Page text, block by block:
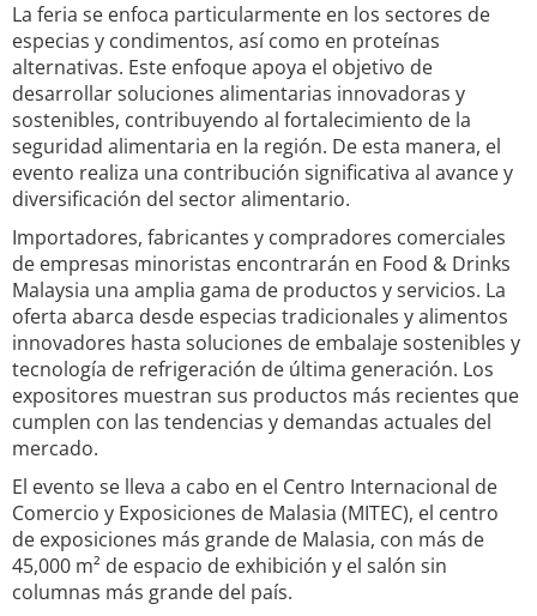
La feria se enfoca particularmente en los sectores de
especias y condimentos, así como en proteínas
alternativas. Este enfoque apoya el objetivo de
desarrollar soluciones alimentarias innovadoras y
sostenibles, contribuyendo al fortalecimiento de la
seguridad alimentaria en la región. De esta manera, el
evento realiza una contribución significativa al avance y
diversificación del sector alimentario.
Importadores, fabricantes y compradores comerciales
de empresas minoristas encontrarán en Food & Drinks
Malaysia una amplia gama de productos y servicios. La
oferta abarca desde especias tradicionales y alimentos
innovadores hasta soluciones de embalaje sostenibles y
tecnología de refrigeración de última generación. Los
expositores muestran sus productos más recientes que
cumplen con las tendencias y demandas actuales del
mercado.
El evento se lleva a cabo en el Centro Internacional de
Comercio y Exposiciones de Malasia (MITEC), el centro
de exposiciones más grande de Malasia, con más de
45,000 m² de espacio de exhibición y el salón sin
columnas más grande del país.